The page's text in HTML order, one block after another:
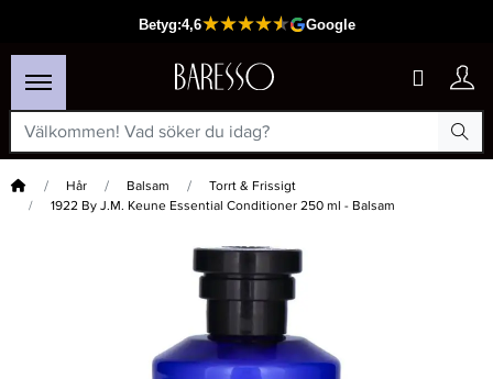
Hem Hår Balsam
Torrt & Frissigt
1922 By J.M. Keune Essential Conditioner 250 ml - Balsam
Passar din varukorg